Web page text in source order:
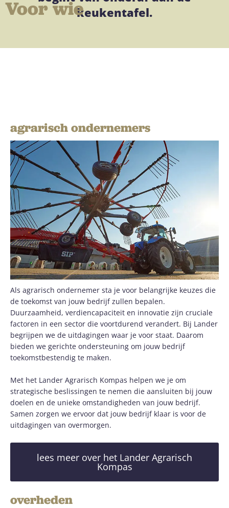
keukentafel.
Voor wie
agrarisch ondernemers
Als agrarisch ondernemer sta je voor belangrijke keuzes die
de toekomst van jouw bedrijf zullen bepalen.
Duurzaamheid, verdiencapaciteit en innovatie zijn cruciale
factoren in een sector die voortdurend verandert. Bij Lander
begrijpen we de uitdagingen waar je voor staat. Daarom
bieden we gerichte ondersteuning om jouw bedrijf
toekomstbestendig te maken.
Met het Lander Agrarisch Kompas helpen we je om
strategische beslissingen te nemen die aansluiten bij jouw
doelen en de unieke omstandigheden van jouw bedrijf.
Samen zorgen we ervoor dat jouw bedrijf klaar is voor de
uitdagingen van overmorgen.
lees meer over het Lander Agrarisch
Kompas
overheden